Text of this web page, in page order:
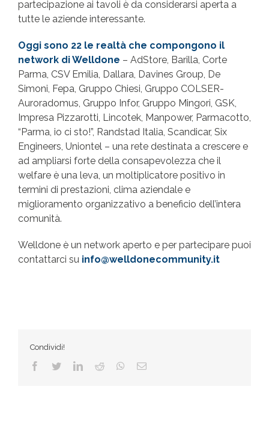
partecipazione ai tavoli è da considerarsi aperta a
tutte le aziende interessante.
Oggi sono 22 le realtà che compongono il
network di Welldone – AdStore, Barilla, Corte
Parma, CSV Emilia, Dallara, Davines Group, De
Simoni, Fepa, Gruppo Chiesi, Gruppo COLSER-
Auroradomus, Gruppo Infor, Gruppo Mingori, GSK,
Impresa Pizzarotti, Lincotek, Manpower, Parmacotto,
“Parma, io ci sto!”, Randstad Italia, Scandicar, Six
Engineers, Uniontel – una rete destinata a crescere e
ad ampliarsi forte della consapevolezza che il
welfare è una leva, un moltiplicatore positivo in
termini di prestazioni, clima aziendale e
miglioramento organizzativo a beneficio dell’intera
comunità.
Welldone è un network aperto e per partecipare puoi
contattarci su info@welldonecommunity.it
Condividi!
Facebook
TwitterLinkedIn
Reddit WhatsApp
Email